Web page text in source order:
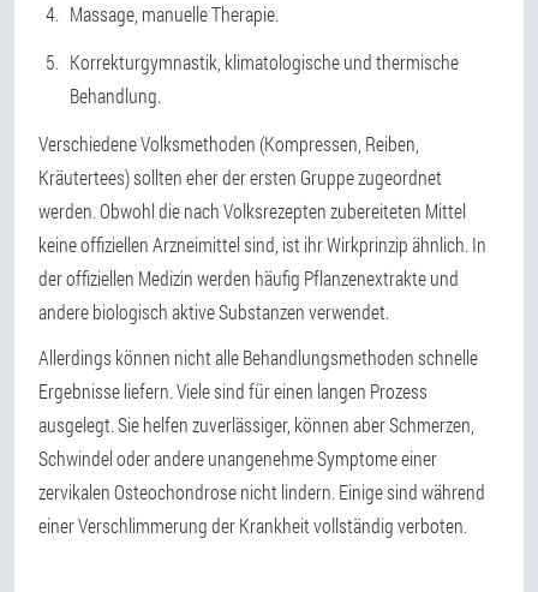
Massage, manuelle Therapie.
Korrekturgymnastik, klimatologische und thermische
Behandlung.
Verschiedene Volksmethoden (Kompressen, Reiben,
Kräutertees) sollten eher der ersten Gruppe zugeordnet
werden. Obwohl die nach Volksrezepten zubereiteten Mittel
keine offiziellen Arzneimittel sind, ist ihr Wirkprinzip ähnlich. In
der offiziellen Medizin werden häufig Pflanzenextrakte und
andere biologisch aktive Substanzen verwendet.
Allerdings können nicht alle Behandlungsmethoden schnelle
Ergebnisse liefern. Viele sind für einen langen Prozess
ausgelegt. Sie helfen zuverlässiger, können aber Schmerzen,
Schwindel oder andere unangenehme Symptome einer
zervikalen Osteochondrose nicht lindern. Einige sind während
einer Verschlimmerung der Krankheit vollständig verboten.